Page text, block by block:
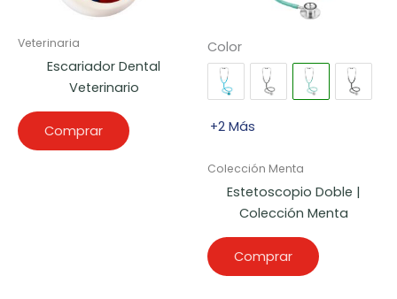
Veterinaria
Escariador Dental
Veterinario
Comprar
Color
+2 Más
Colección Menta
Estetoscopio Doble |
Colección Menta
Comprar